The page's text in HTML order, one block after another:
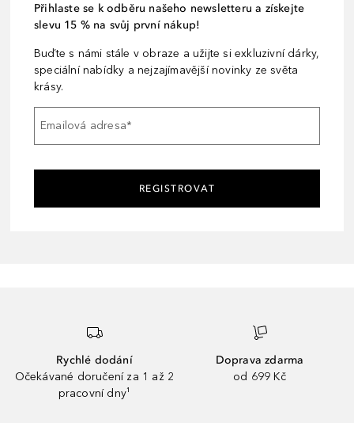
Přihlaste se k odběru našeho newsletteru a získejte
slevu 15 % na svůj první nákup!
Buďte s námi stále v obraze a užijte si exkluzivní dárky,
speciální nabídky a nejzajímavější novinky ze světa
krásy.
Emailová adresa*
REGISTROVAT
Rychlé dodání
Očekávané doručení za 1 až 2
pracovní dny¹
Doprava zdarma
od 699 Kč